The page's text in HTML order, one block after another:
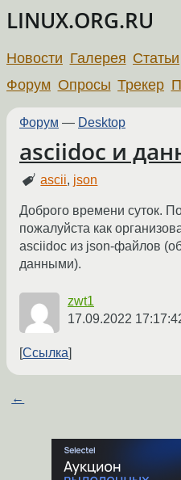
LINUX.ORG.RU
Новости Галерея Статьи
Форум Опросы Трекер
Форум — Desktop
asciidoc и
ascii, json
Доброго времени суток.
пожалуйста как
asciidoc из json-файлов
данными).
zwt1
17.09.2022
Ссылка
←